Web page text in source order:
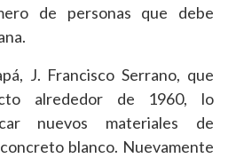
de personas que debe
J. Francisco Serrano, que
alrededor de 1960, lo
nuevos materiales de
blanco. Nuevamente